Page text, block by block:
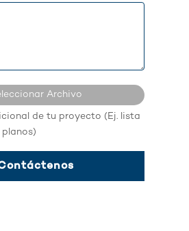
Archivo
seleccionado...
de tu proyecto (Ej. lista